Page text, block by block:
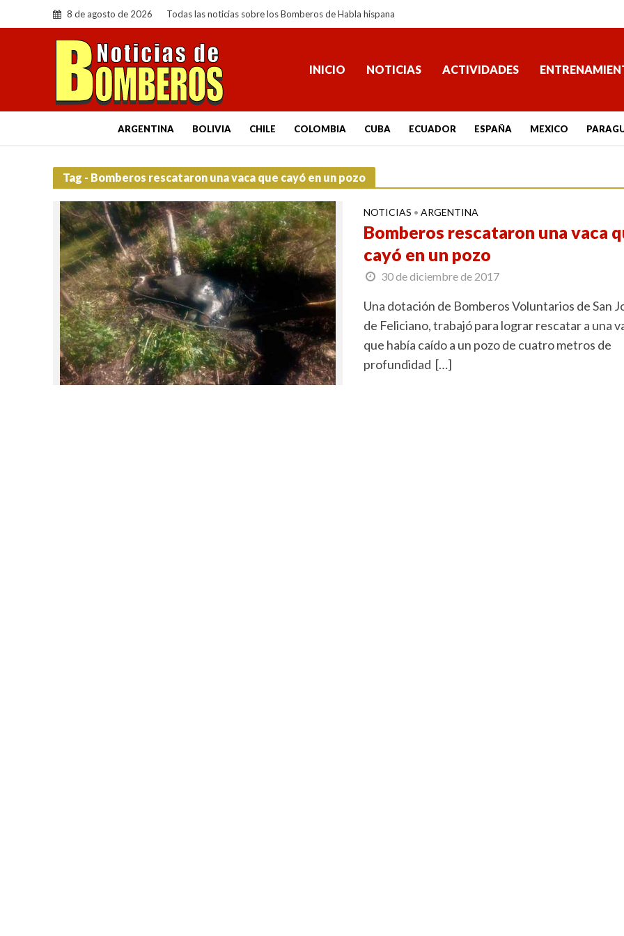
8 de agosto de 2026 Todas las noticias sobre los Bomberos de Habla hispana
INICIO NOTICIAS ACTIVIDADES
ARGENTINA BOLIVIA CHILE COLOMBIA CUBA ECUADOR ESPAÑA MEXICO
Tag - Bomberos rescataron una vaca que cayó en un pozo
NOTICIAS • ARGENTINA
Bomberos rescataron una vaca
cayó en un pozo
30 de diciembre de 2017
Una dotación de Bomberos Voluntarios de San
de Feliciano, trabajó para lograr rescatar a una
que había caído a un pozo de cuatro metros de
profundidad […]